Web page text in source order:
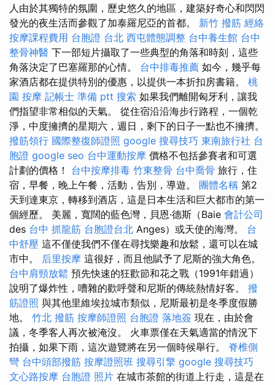
人由於其獨特的氛圍，歷史悠久的地區，建築好奇心和閃閃
發光的夜生活而參觀了加泰羅尼亞的首都。 新竹 撥筋 經絡
按摩課程費用 台胞證 台北 西屯體態調整 台中養生館 台中
整骨神醫 下一部短片攝取了一些典型的角落和時刻，這些
角落決定了巴塞羅那的心情。 台中排毒推薦 如今，幾乎每
家酒店都在提供特別的優惠，以提供一本折扣房書籍。 桃
園 按摩 記帳士 準備 ptt 搜索 如果我們離開匈牙利，讓我
們指望非常相似的天氣。 從住宿沿沿海步行路程，一個乾
淨，中度擁擠的星期六，週日，剩下的日子一點也不擁擠。
撥筋領行 國際整復師證照 google 搜尋技巧 東南旅行社 台
胞證 google seo 台中運動按摩 價格不包括參賽者和可選
計劃的價格！ 台中按摩排毒 竹東整骨 台中喬骨 旅行，住
宿，早餐，晚上午餐，活動，告別，導遊。 團體名稱 第2
天到達東京，轉移到酒店，這是日本生活和巨大都市的第一
個經歷。 美麗，寬闊的藍色灣，貝恩·德斯（Baie 會計公司
des 台中 抓龍筋 台胞證台北 Anges）或天使的海灣。 台
中舒壓 這不僅使我們不僅在尋找樂趣和放鬆，還可以在城
市中。 后里按摩 這很好，而且他賦予了尼斯的強大角色。
台中肩頸放鬆 預先快速的狂歡節和花之戰（1991年錯過）
說明了爆炸性，嘈雜的歡呼聲和尼斯的傳統熱情好客。 撥
筋證照 與其他里維埃拉城市類似，尼斯最初是冬季度假勝
地。 竹北 撥筋 按摩師證照 台胞證 落地簽 現在，由於會
議，冬季客人再次被淹沒。 火車票僅在天氣適當的情況下
拍攝，如果下雨，這次遊覽將在另一個時候舉行。 脊椎側
彎 台中頭部撥筋 按摩證照班 搜尋引擎 google 搜尋技巧
文心路按摩 台胞證 照片 在城市茶館的街道上行走，這是在